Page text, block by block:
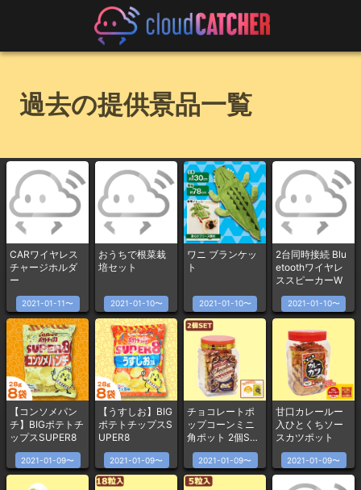
過去の提供景品一覧
CARワイヤレス
チャージホルダ
ー
2021-01-11〜
おうちで根菜栽
培セット
2021-01-10〜
ワニ ブランケッ
ト
2021-01-10〜
2台同時接続 Blu
etoothワイヤレ
ススピーカーW
2021-01-10〜
【コンソメパン
チ】BIGポテトチ
ップスSUPER8
2021-01-09〜
【うすしお】BIG
ポテトチップスS
UPER8
2021-01-09〜
チョコレートポ
ップコーンミニ
角ポット 2個SET
(ハニーバターパ
ウダー付)
2021-01-09〜
甘口カレールー
入ひとくちソー
スカツポット
2021-01-09〜